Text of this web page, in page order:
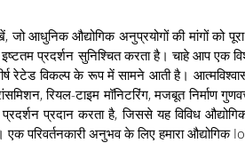
आधुनिक औद्योगिक अनुप्रयोगों की मांगों को
प्रदर्शन सुनिश्चित करता है। चाहे आप एक
रेटेड विकल्प के रूप में सामने आती है।
रियल-टाइम मॉनिटरिंग, मजबूत
प्रदान करता है, जिससे यह विविध
परिवर्तनकारी अनुभव के लिए हमारा औद्योगिक